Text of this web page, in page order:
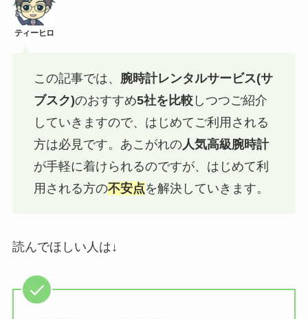
この記事では、 腕時計レンタルサービス(サ
ブスク)のおすすめ5社を比較しつつご紹介
していきますので、はじめてご利用される
方は必見です。あこがれの人気高級腕時計
が手軽に着けられるのですが、はじめて利
用される方の不安点を解決していきます。
読んでほしい人は↓